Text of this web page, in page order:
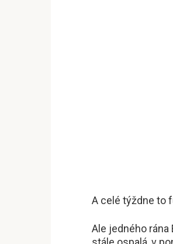
A celé týždne to
Ale jedného rána